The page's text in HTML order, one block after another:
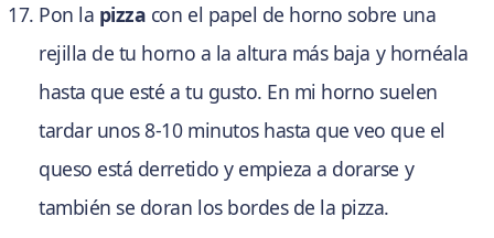
Pon la pizza con el papel de horno sobre una
rejilla de tu horno a la altura más baja y hornéala
hasta que esté a tu gusto. En mi horno suelen
tardar unos 8-10 minutos hasta que veo que el
queso está derretido y empieza a dorarse y
también se doran los bordes de la pizza.